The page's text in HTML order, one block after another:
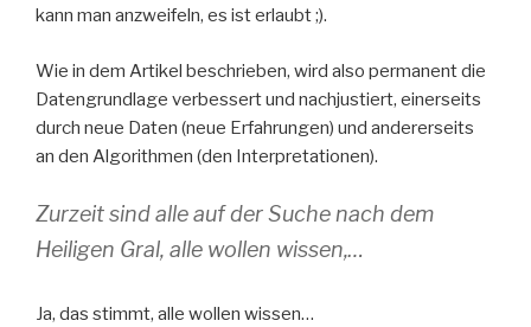
kann man anzweifeln, es ist erlaubt ;).
Wie in dem Artikel beschrieben, wird also permanent die
Datengrundlage verbessert und nachjustiert, einerseits
durch neue Daten (neue Erfahrungen) und andererseits
an den Algorithmen (den Interpretationen).
Zurzeit sind alle auf der Suche nach dem
Heiligen Gral, alle wollen wissen,…
Ja, das stimmt, alle wollen wissen…